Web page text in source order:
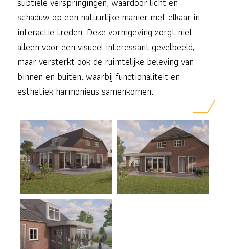
schaduw op een natuurlijke manier met elkaar in
interactie treden. Deze vormgeving zorgt niet
alleen voor een visueel interessant gevelbeeld,
maar versterkt ook de ruimtelijke beleving van
binnen en buiten, waarbij functionaliteit en
esthetiek harmonieus samenkomen.